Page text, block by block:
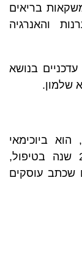
בריאים
והאנרגיה
בנושא
שלמון.
, הוא ביוכימאי
ותזונאי אמריקאי העוסק למעלה מ-25 שנה בטיפול,
שכתב עוסקים